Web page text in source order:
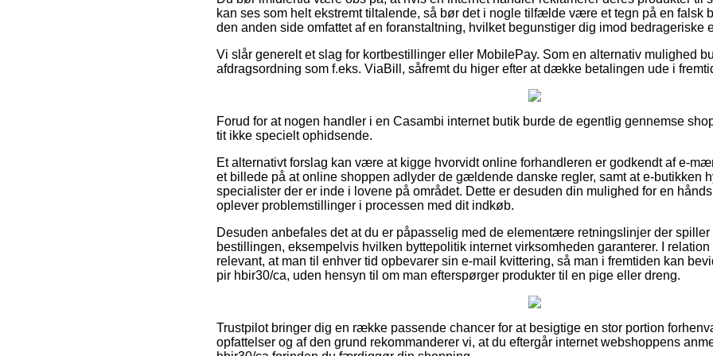
kan ses som helt ekstremt tiltalende, så bør det i nogle tilfælde være et tegn på en falsk
den anden side omfattet af en foranstaltning, hvilket begunstiger dig imod bedrageriske
Vi slår generelt et slag for kortbestillinger eller MobilePay. Som en alternativ mulighed
afdragsordning som f.eks. ViaBill, såfremt du higer efter at dække betalingen ude i
Forud for at nogen handler i en Casambi internet butik burde de egentlig gennemse
tit ikke specielt ophidsende.
Et alternativt forslag kan være at kigge hvorvidt online forhandleren er godkendt af e-
et billede på at online shoppen adlyder de gældende danske regler, samt at e-butikken
specialister der er inde i lovene på området. Dette er desuden din mulighed for en
oplever problemstillinger i processen med dit indkøb.
Desuden anbefales det at du er påpasselig med de elementære retningslinjer der
bestillingen, eksempelvis hvilken byttepolitik internet virksomheden garanterer. I
relevant, at man til enhver tid opbevarer sin e-mail kvittering, så man i fremtiden kan
pir hbir30/ca, uden hensyn til om man efterspørger produkter til en pige eller dreng.
Trustpilot bringer dig en række passende chancer for at besigtige en stor portion
opfattelser og af den grund rekommanderer vi, at du eftergår internet webshoppens